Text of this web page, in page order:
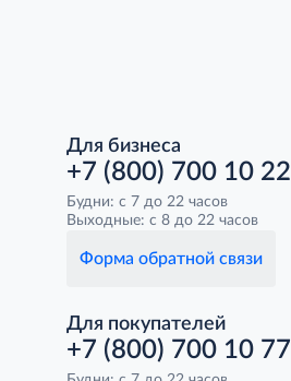
Для бизнеса
+7 (800) 700 10 22
Будни: с 7 до 22 часов
Выходные: с 8 до 22 часов
Форма обратной связи
Для покупателей
+7 (800) 700 10 77